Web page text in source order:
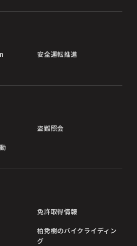
安全運転推進
盗難照会
免許取得情報
柏秀樹のバイクライディン
グ